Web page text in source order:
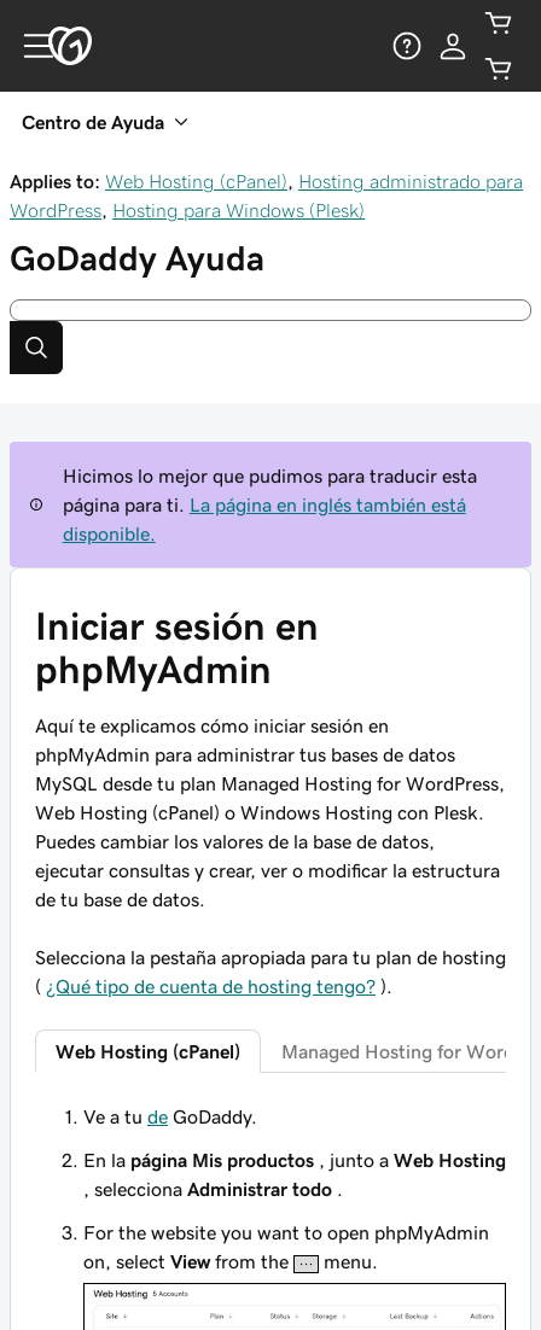
Centro de Ayuda
Applies to: Web Hosting (cPanel)
Hosting administrado para
WordPress
Hosting para Windows (Plesk)
GoDaddy Ayuda
Hicimos lo mejor que pudimos para traducir esta
página para ti.
La página en inglés también está
disponible.
Iniciar sesión en
phpMyAdmin
Aquí te explicamos cómo iniciar sesión en
phpMyAdmin para administrar tus bases de datos
MySQL desde tu plan Managed Hosting for WordPress,
Web Hosting (cPanel) o Windows Hosting con Plesk.
Puedes cambiar los valores de la base de datos,
ejecutar consultas y crear, ver o modificar la estructura
de tu base de datos.
Selecciona la pestaña apropiada para tu plan de hosting
( ¿Qué tipo de cuenta de hosting tengo? ).
Web Hosting (cPanel) Managed Hosting for
Ve a tu de GoDaddy.
En la página Mis productos , junto a Web Hosting
, selecciona Administrar todo
For the website you want to open phpMyAdmin
on, select Viewfrom the menu.